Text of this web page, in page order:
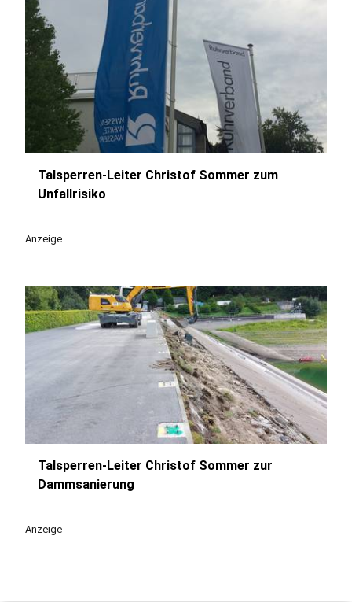
Talsperren-Leiter Christof Sommer zum
Unfallrisiko
Anzeige
play_circle
Talsperren-Leiter Christof Sommer zur
Dammsanierung
Anzeige